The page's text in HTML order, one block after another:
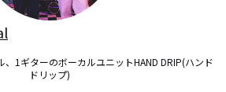
1ギターのボーカルユニットHAND DRIP(ハンド
ドリップ)